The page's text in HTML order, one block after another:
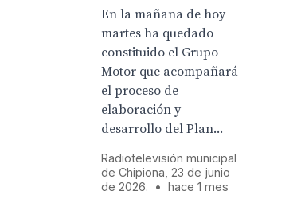
En la mañana de hoy
martes ha quedado
constituido el Grupo
Motor que acompañará
el proceso de
elaboración y
desarrollo del Plan...
Radiotelevisión municipal
de Chipiona, 23 de junio
de 2026.
• hace 1 mes